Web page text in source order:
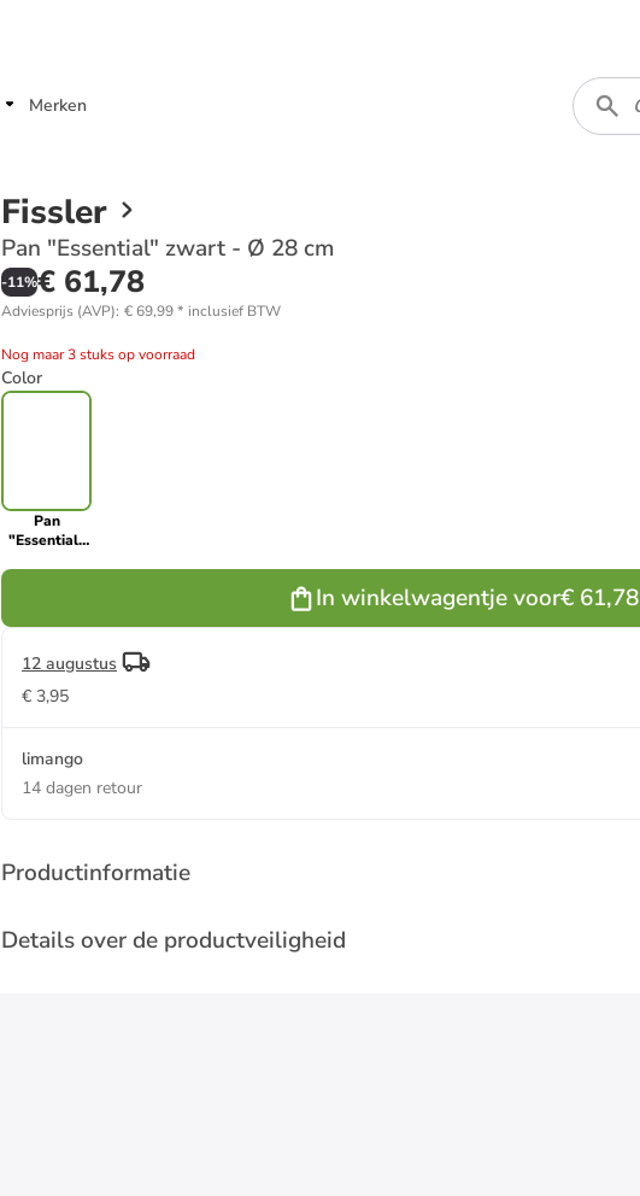
Merken
Fissler
Pan "Essential" zwart - Ø 28 cm
-11%€ 61,78
Adviesprijs (AVP): € 69,99* inclusief BTW
Nog maar 3 stuks op voorraad
Color
Pan
"Essential"
In winkelwagentje voor€ 61,78
12 augustus
€ 3,95
limango
14 dagen retour
Productinformatie
Details over de productveiligheid